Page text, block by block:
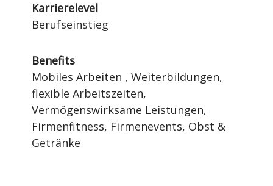
Karrierelevel
Berufseinstieg
Benefits
Mobiles Arbeiten , Weiterbildungen,
flexible Arbeitszeiten,
Vermögenswirksame Leistungen,
Firmenfitness, Firmenevents, Obst &
Getränke